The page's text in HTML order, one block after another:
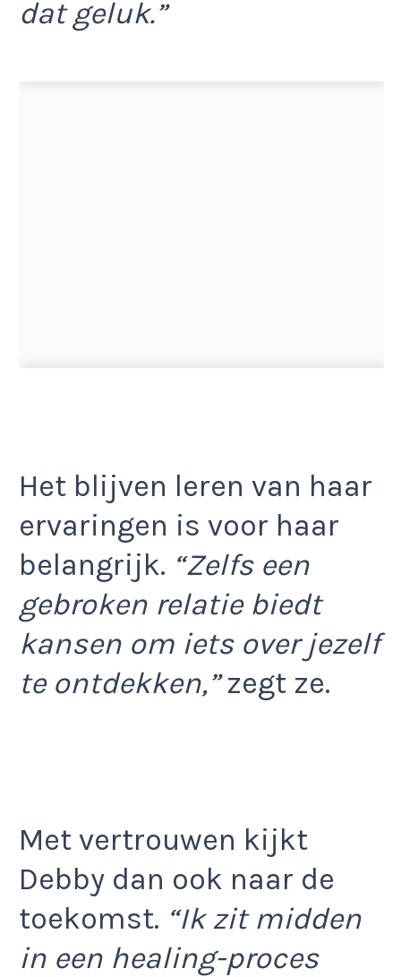
dat geluk.”
Het blijven leren van haar
ervaringen is voor haar
belangrijk. “Zelfs een
gebroken relatie biedt
kansen om iets over jezelf
te ontdekken,”zegt ze.
Met vertrouwen kijkt
Debby dan ook naar de
toekomst. “Ik zit midden
in een healing-proces